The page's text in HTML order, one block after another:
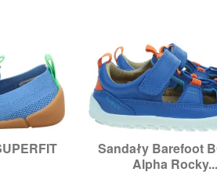
Sandały Barefoot
Alpha Rocky...
Szybki
Rozmiary:27,29